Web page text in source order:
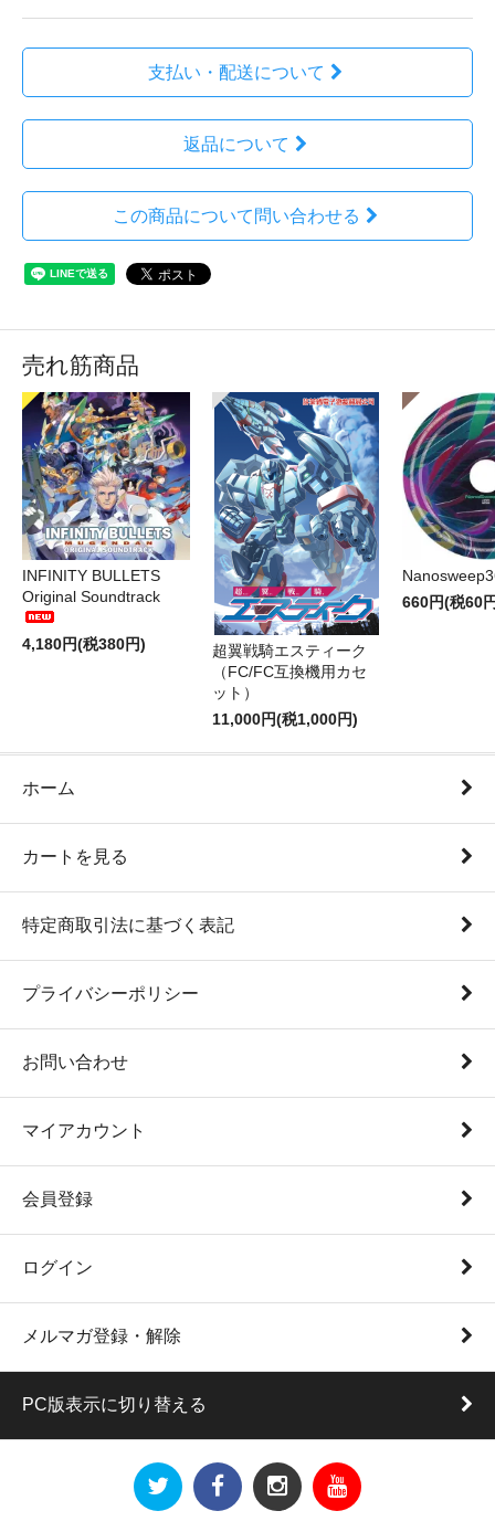
支払い・配送について
返品について
この商品について問い合わせる
売れ筋商品
INFINITY BULLETS
Original Soundtrack
4,180円(税380円)
超翼戦騎エスティーク
（FC/FC互換機用カセ
ット）
11,000円(税1,000円)
660円(税60
ホーム
カートを見る
特定商取引法に基づく表記
プライバシーポリシー
お問い合わせ
マイアカウント
会員登録
ログイン
メルマガ登録・解除
PC版表示に切り替える